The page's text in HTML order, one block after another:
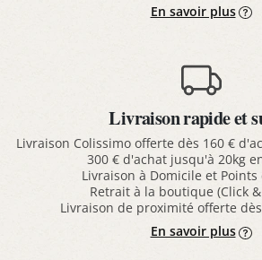
En savoir plus
Livraison rapide et
Livraison Colissimo offerte dès 160 €
300 € d'achat jusqu'à 20kg
Livraison à Domicile et
Retrait à la boutique (Click
Livraison de proximité offerte
En savoir plus